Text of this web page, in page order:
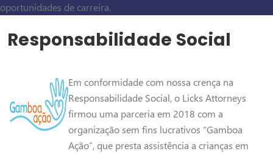
oportunidades de carreira.
Responsabilidade Social
Em conformidade com nossa crença na
Responsabilidade Social, o Licks Attorneys
firmou uma parceria em 2018 com a
organização sem fins lucrativos “Gamboa
Ação”, que presta assistência a crianças em